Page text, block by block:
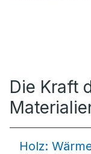
Die Kraft
Holz: